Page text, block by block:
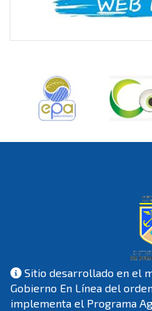
Sitio desarrollado en el
Gobierno En Línea del
implementa el Programa